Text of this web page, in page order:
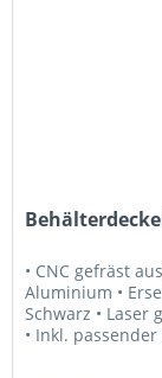
• CNC gefräst
Aluminium •
Schwarz • Laser
• Inkl.